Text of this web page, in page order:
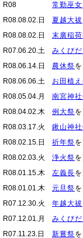
R08
常勤巫
R08.08.02.日
夏越大祓
R08.08.02.日
末廣稲
R07.06.20.土
みくび
R08.06.14.日
農休祭
R08.06.06.土
お田植
R08.05.04.月
南宮神
R08.04.02.木
例大祭
R08.03.17.火
鍬山神
R08.02.15.日
祈年祭
R08.02.03.火
浄火祭
R08.01.15.木
左義長
R08.01.01.木
元旦祭
R07.12.30.火
年越大祓
R07.12.01.月
みくび
R07.11.23.日
新嘗祭